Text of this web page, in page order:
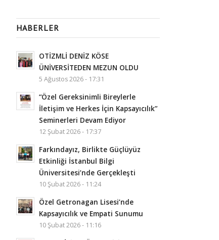
HABERLER
OTİZMLİ DENİZ KÖSE
ÜNİVERSİTEDEN MEZUN OLDU
5 Ağustos 2026 - 17:31
“Özel Gereksinimli Bireylerle
İletişim ve Herkes İçin Kapsayıcılık”
Seminerleri Devam Ediyor
12 Şubat 2026 - 17:37
Farkındayız, Birlikte Güçlüyüz
Etkinliği İstanbul Bilgi
Üniversitesi’nde Gerçekleşti
10 Şubat 2026 - 11:24
Özel Getronagan Lisesi’nde
Kapsayıcılık ve Empati Sunumu
10 Şubat 2026 - 11:16